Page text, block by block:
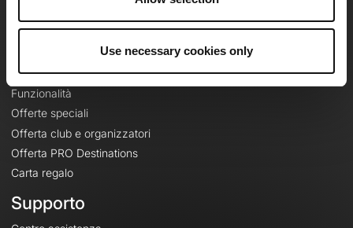
Use necessary cookies only
Le Mag'
Mappe di base topografiche
Funzionalità
Offerte speciali
Offerta club e organizzatori
Offerta PRO Destinations
Carta regalo
Supporto